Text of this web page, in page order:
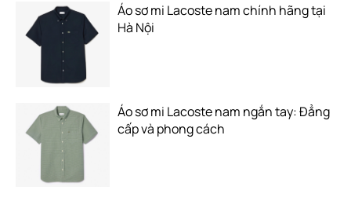
Áo sơ mi Lacoste nam chính hãng tại
Hà Nội
Áo sơ mi Lacoste nam ngắn tay: Đẳng
cấp và phong cách